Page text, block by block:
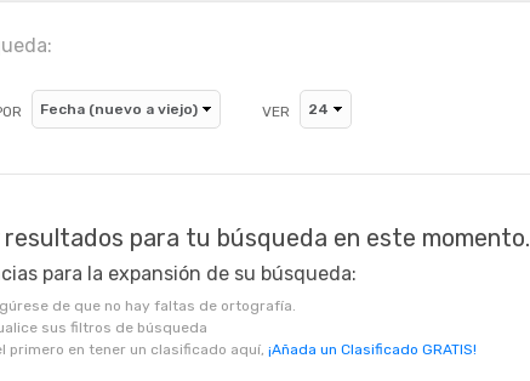
VER
resultados para tu búsqueda en este momento.
para la expansión de su búsqueda:
de que no hay faltas de ortografía.
sus filtros de búsqueda
primero en tener un clasificado aquí, ¡Añada un Clasificado GRATIS!